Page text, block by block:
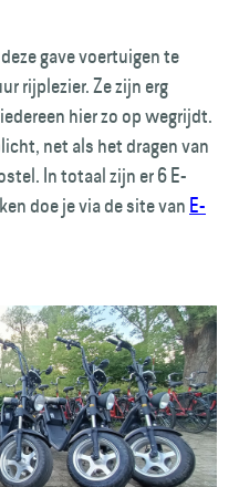
gave voertuigen te
rijplezier. Ze zijn erg
hier zo op wegrijdt.
net als het dragen van
In totaal zijn er 6 E-
doe je via de site van E-